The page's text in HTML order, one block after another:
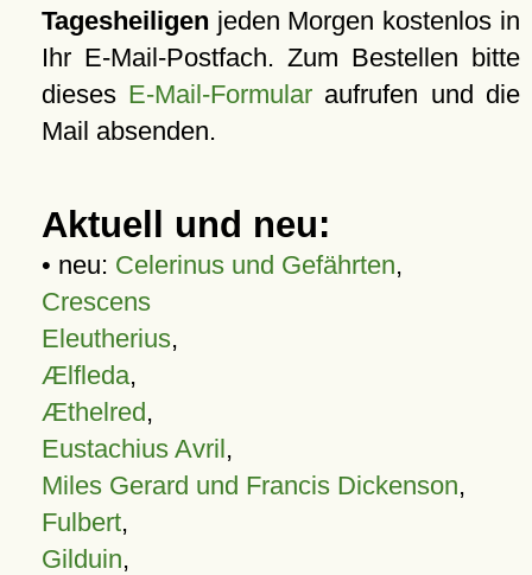
Tagesheiligen jeden Morgen kostenlos in
Ihr E-Mail-Postfach. Zum Bestellen bitte
dieses E-Mail-Formular aufrufen und die
Mail absenden.
Aktuell und neu:
• neu: Celerinus und Gefährten,
Crescens
Eleutherius,
Ælfleda,
Æthelred,
Eustachius Avril,
Miles Gerard und Francis Dickenson,
Fulbert,
Gilduin,